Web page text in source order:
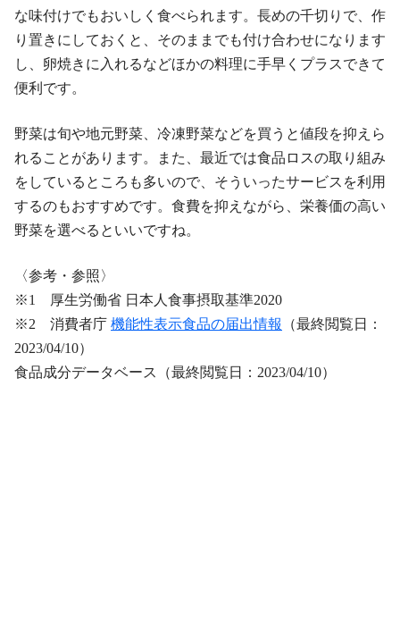
な味付けでもおいしく食べられます。長めの千切りで、作
り置きにしておくと、そのままでも付け合わせになります
し、卵焼きに入れるなどほかの料理に手早くプラスできて
便利です。
野菜は旬や地元野菜、冷凍野菜などを買うと値段を抑えら
れることがあります。また、最近では食品ロスの取り組み
をしているところも多いので、そういったサービスを利用
するのもおすすめです。食費を抑えながら、栄養価の高い
野菜を選べるといいですね。
〈参考・参照〉
※1 厚生労働省 日本人食事摂取基準2020
※2 消費者庁 機能性表示食品の届出情報
（最終閲覧日：
2023/04/10）
食品成分データベース（最終閲覧日：2023/04/10）